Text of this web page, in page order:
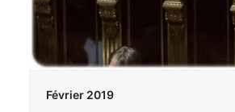
Février 2019